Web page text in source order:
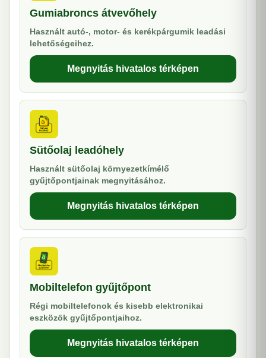
Gumiabroncs átvevőhely
Használt autó-, motor- és kerékpárgumik leadási
lehetőségeihez.
Megnyitás hivatalos térképen
Sütőolaj leadóhely
Használt sütőolaj környezetkímélő
gyűjtőpontjainak megnyitásához.
Megnyitás hivatalos térképen
Mobiltelefon gyűjtőpont
Régi mobiltelefonok és kisebb elektronikai
eszközök gyűjtőpontjaihoz.
Megnyitás hivatalos térképen